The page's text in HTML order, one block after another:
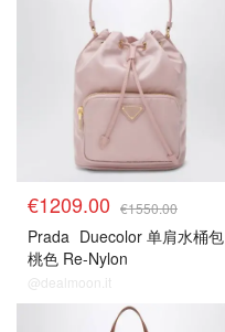
€1209.00 €1550.00
Prada Duecolor 单肩水桶包
桃色 Re-Nylon
@dealmoon.it